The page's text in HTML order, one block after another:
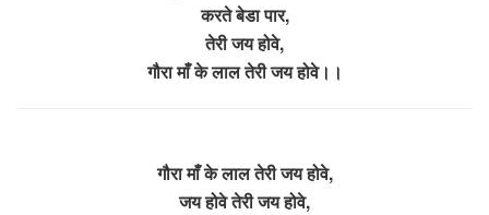
करते बेडा पार,
तेरी जय होवे,
गौरा माँ के लाल तेरी जय होवे।।
गौरा माँ के लाल तेरी जय होवे,
जय होवे तेरी जय होवे,